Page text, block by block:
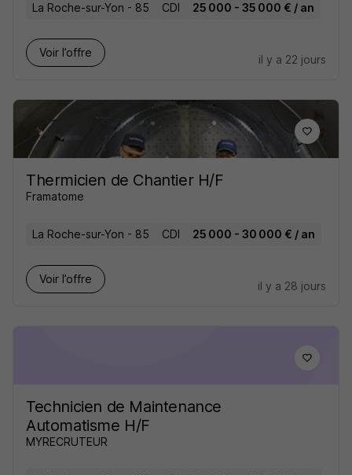
La Roche-sur-Yon - 85 CDI 25 000 - 35 000 € / an
Voir l’offre
il y a 22 jours
Thermicien de Chantier H/F
Framatome
La Roche-sur-Yon - 85 CDI 25 000 - 30 000 € / an
Voir l’offre
il y a 28 jours
Technicien de Maintenance
Automatisme H/F
MYRECRUTEUR